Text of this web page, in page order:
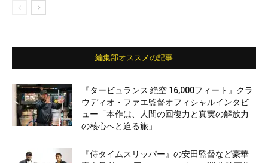
編集部オススメの記事
『タービュランス 絶空 16,000フィート』クラ
ウディオ・ファエ監督オフィシャルインタビ
ュー「本作は、人間の回復力と真実の解放力
の核心へと迫る旅」
『侍タイムスリッパー』の安田監督など豪華